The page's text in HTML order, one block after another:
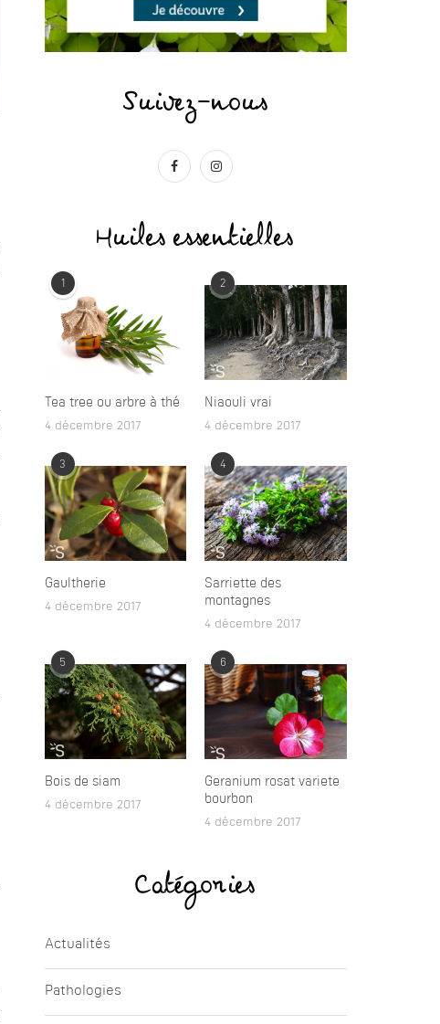
Suivez-nous
Huiles essentielles
Tea tree ou arbre à thé
4 décembre 2017
2
Niaouli vrai
4 décembre 2017
3
Gaultherie
4 décembre 2017
4
Sarriette des
montagnes
4 décembre 2017
5
Bois de siam
4 décembre 2017
6
Geranium rosat variete
bourbon
4 décembre 2017
Catégories
Actualités
Pathologies